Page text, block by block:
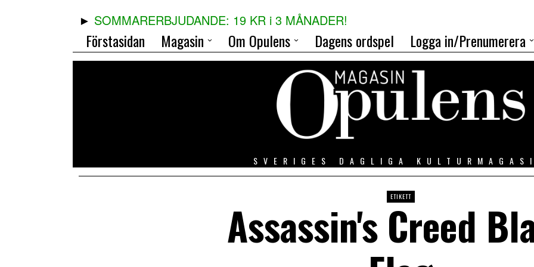
SOMMARERBJUDANDE: 19 KR i 3 MÅNADER!
Förstasidan Magasin Om Opulens Dagens ordspel Logga in/Prenumerera
SVERIGES DAGLIGA
ETIKETT
Assassin's Creed